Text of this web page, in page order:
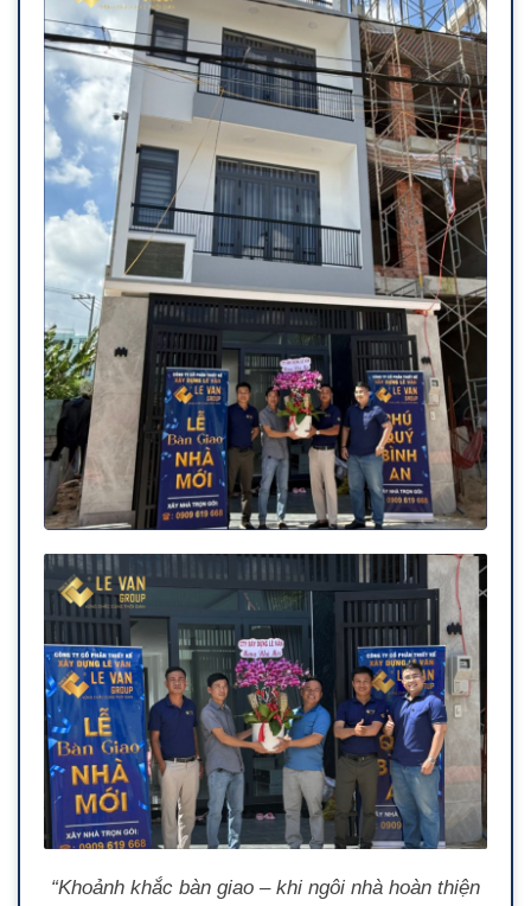
“Khoảnh khắc bàn giao – khi ngôi nhà hoàn thiện